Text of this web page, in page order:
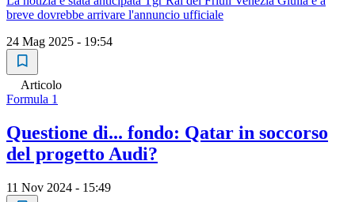
breve dovrebbe arrivare l'annuncio ufficiale
24 Mag 2025 - 19:54
Articolo
Formula 1
Questione di... fondo: Qatar in soccorso
del progetto Audi?
11 Nov 2024 - 15:49